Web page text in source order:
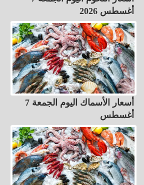
أغسطس 2026
أسعار الأسماك اليوم الجمعة 7
أغسطس